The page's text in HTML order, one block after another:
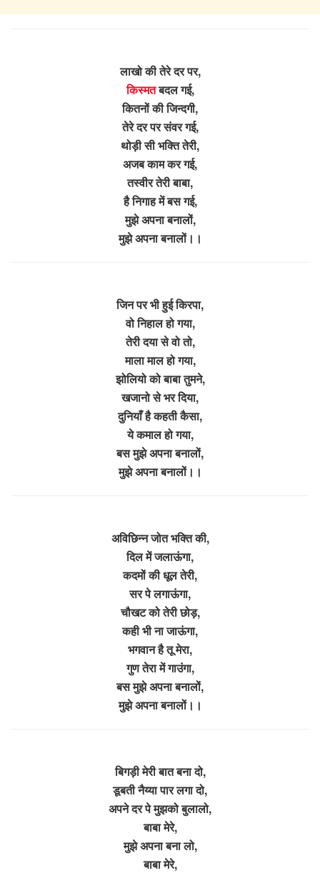
लाखो की तेरे दर पर,
किस्मतबदल गई,
कितनों की जिन्द‌गी,
तेरे दर पर संवर गई,
थोड़ी सी भक्ति तेरी,
अजब काम कर गई,
तस्वीर तेरी बाबा,
है निगाह में बस गई,
मुझे अपना बनालों,
मुझे अपना बनालों।।
जिन पर भी हुई किरपा,
वो निहाल हो गया,
तेरी दया से वो तो,
माला माल हो गया,
झोलियो को बाबा तुमने,
खजानो से भर दिया,
दुनियाँ है कहती कैसा,
ये कमाल हो गया,
बस मुझे अपना बनालों,
मुझे अपना बनालों।।
अविछिन्न जोत भक्ति की,
दिल में जलाऊंगा,
कदमों की धूल तेरी,
सर पे लगाऊंगा,
चौखट को तेरी छोड़,
कही भी ना जाऊंगा,
भगवान है तू मेरा,
गुण तेरा में गाउंगा,
बस मुझे अपना बनालों,
मुझे अपना बनालों।।
बिगड़ी मेरी बात बना दो,
डूबती नैय्या पार लगा दो,
अपने दर पे मुझको बुलालो,
बाबा मेरे,
मुझे अपना बना लो,
बाबा मेरे,